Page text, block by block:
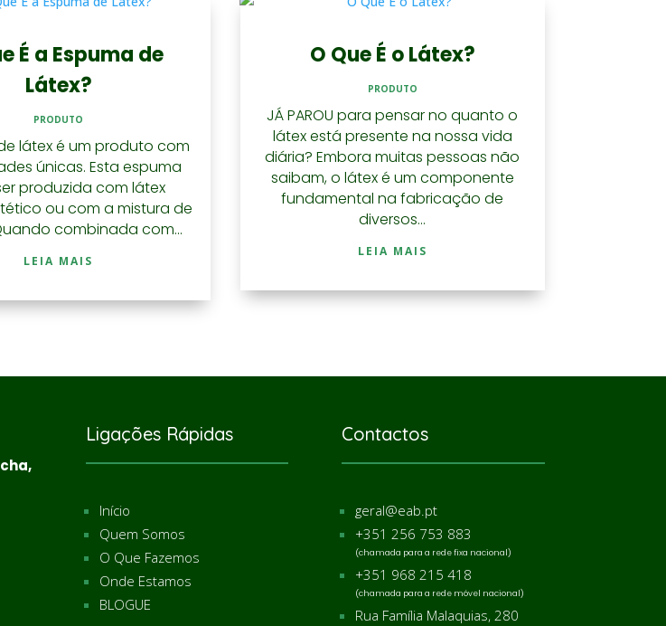
É a Espuma de
Látex?
PRODUTO
de látex é um produto com
únicas. Esta espuma
produzida com látex
ou com a mistura de
combinada com...
LEIA MAIS
O Que É o Látex?
PRODUTO
JÁ PAROU para pensar no quanto o
látex está presente na nossa vida
diária? Embora muitas pessoas não
saibam, o látex é um componente
fundamental na fabricação de
diversos...
LEIA MAIS
Ligações Rápidas
Início
Quem Somos
O Que Fazemos
Onde Estamos
BLOGUE
Contactos
geral@eab.pt
+351 256 753 883
(chamada para a rede fixa nacional)
+351 968 215 418
(chamada para a rede móvel nacional)
Rua Família Malaquias, 280